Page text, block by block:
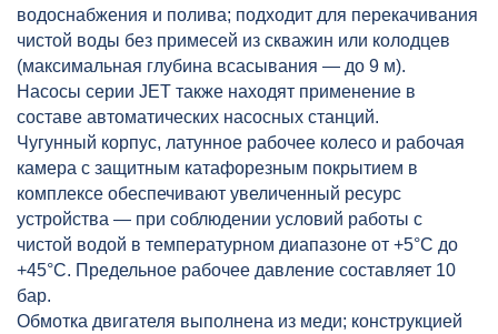
водоснабжения и полива; подходит для перекачивания
чистой воды без примесей из скважин или колодцев
(максимальная глубина всасывания — до 9 м).
Насосы серии JET также находят применение в
составе автоматических насосных станций.
Чугунный корпус, латунное рабочее колесо и рабочая
камера с защитным катафорезным покрытием в
комплексе обеспечивают увеличенный ресурс
устройства — при соблюдении условий работы с
чистой водой в температурном диапазоне от +5°C до
+45°C. Предельное рабочее давление составляет 10
бар.
Обмотка двигателя выполнена из меди; конструкцией